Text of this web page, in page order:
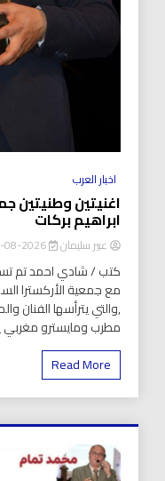
اخبار العرب
اغنيتين وطنيتين
ابراهيم بركات
عبير سليمان 2026-08-06
كتب / شادي احمد تم
مع جمعية الأركسترا
,والتي يترأسها الفنان
مطرب ومايسترو مغربي
Read More